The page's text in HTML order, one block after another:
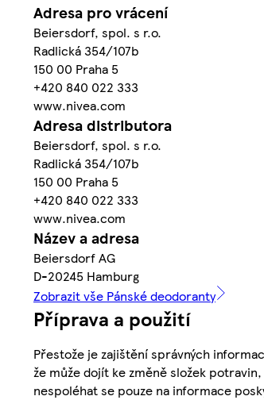
Adresa pro vrácení
Beiersdorf, spol. s r.o.
Radlická 354/107b
150 00 Praha 5
+420 840 022 333
www.nivea.com
Adresa distributora
Beiersdorf, spol. s r.o.
Radlická 354/107b
150 00 Praha 5
+420 840 022 333
www.nivea.com
Název a adresa
Beiersdorf AG
D-20245 Hamburg
Zobrazit vše Pánské deodoranty
Příprava a použití
Přestože je zajištění správných
že může dojít ke změně složek
nespoléhat se pouze na informace